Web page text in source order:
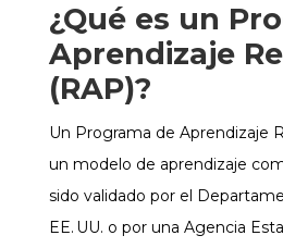
¿Qué es un
Aprendizaje
(RAP)?
Un Programa de Aprendizaje
un modelo de aprendizaje
sido validado por el
EE. UU. o por una Agencia